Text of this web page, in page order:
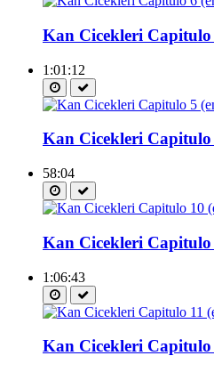
Kan Cicekleri Capitulo
1:01:12
Kan Cicekleri Capitulo
58:04
Kan Cicekleri Capitulo
1:06:43
Kan Cicekleri Capitulo